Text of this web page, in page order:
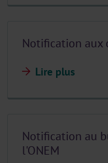
Notification aux
Lire plus
Notification au
l'ONEM